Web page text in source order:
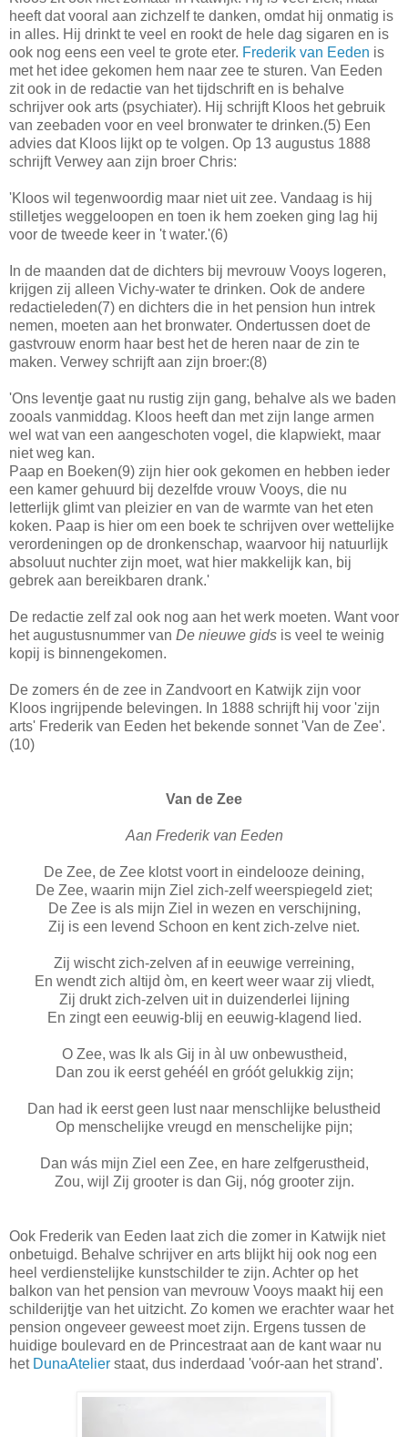
heeft dat vooral aan zichzelf te danken, omdat hij onmatig is
in alles. Hij drinkt te veel en rookt de hele dag sigaren en is
ook nog eens een veel te grote eter. Frederik van Eeden is
met het idee gekomen hem naar zee te sturen. Van Eeden
zit ook in de redactie van het tijdschrift en is behalve
schrijver ook arts (psychiater). Hij schrijft Kloos het gebruik
van zeebaden voor en veel bronwater te drinken.(5) Een
advies dat Kloos lijkt op te volgen. Op 13 augustus 1888
schrijft Verwey aan zijn broer Chris:
'Kloos wil tegenwoordig maar niet uit zee. Vandaag is hij
stilletjes weggeloopen en toen ik hem zoeken ging lag hij
voor de tweede keer in 't water.'(6)
In de maanden dat de dichters bij mevrouw Vooys logeren,
krijgen zij alleen Vichy-water te drinken. Ook de andere
redactieleden(7) en dichters die in het pension hun intrek
nemen, moeten aan het bronwater. Ondertussen doet de
gastvrouw enorm haar best het de heren naar de zin te
maken. Verwey schrijft aan zijn broer:(8)
'Ons leventje gaat nu rustig zijn gang, behalve als we baden
zooals vanmiddag. Kloos heeft dan met zijn lange armen
wel wat van een aangeschoten vogel, die klapwiekt, maar
niet weg kan.
Paap en Boeken(9) zijn hier ook gekomen en hebben ieder
een kamer gehuurd bij dezelfde vrouw Vooys, die nu
letterlijk glimt van pleizier en van de warmte van het eten
koken. Paap is hier om een boek te schrijven over wettelijke
verordeningen op de dronkenschap, waarvoor hij natuurlijk
absoluut nuchter zijn moet, wat hier makkelijk kan, bij
gebrek aan bereikbaren drank.'
De redactie zelf zal ook nog aan het werk moeten. Want voor
het augustusnummer van De nieuwe gids is veel te weinig
kopij is binnengekomen.
De zomers én de zee in Zandvoort en Katwijk zijn voor
Kloos ingrijpende belevingen. In 1888 schrijft hij voor 'zijn
arts' Frederik van Eeden het bekende sonnet 'Van de Zee'.
(10)
Van de Zee
Aan Frederik van Eeden
De Zee, de Zee klotst voort in eindelooze deining,
De Zee, waarin mijn Ziel zich-zelf weerspiegeld ziet;
De Zee is als mijn Ziel in wezen en verschijning,
Zij is een levend Schoon en kent zich-zelve niet.
Zij wischt zich-zelven af in eeuwige verreining,
En wendt zich altijd òm, en keert weer waar zij vliedt,
Zij drukt zich-zelven uit in duizenderlei lijning
En zingt een eeuwig-blij en eeuwig-klagend lied.
O Zee, was Ik als Gij in àl uw onbewustheid,
Dan zou ik eerst gehéél en gróót gelukkig zijn;
Dan had ik eerst geen lust naar menschlijke belustheid
Op menschelijke vreugd en menschelijke pijn;
Dan wás mijn Ziel een Zee, en hare zelfgerustheid,
Zou, wijl Zij grooter is dan Gij, nóg grooter zijn.
Ook Frederik van Eeden laat zich die zomer in Katwijk niet
onbetuigd. Behalve schrijver en arts blijkt hij ook nog een
heel verdienstelijke kunstschilder te zijn. Achter op het
balkon van het pension van mevrouw Vooys maakt hij een
schilderijtje van het uitzicht. Zo komen we erachter waar het
pension ongeveer geweest moet zijn. Ergens tussen de
huidige boulevard en de Princestraat aan de kant waar nu
het DunaAtelier staat, dus inderdaad 'voór-aan het strand'.